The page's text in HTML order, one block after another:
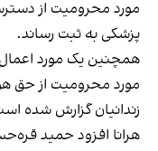
پزشکی به ثبت رساند.
همچنین یک مورد
مورد محرومیت از حق
زندانیان گزارش شده
هرانا افزودحمید